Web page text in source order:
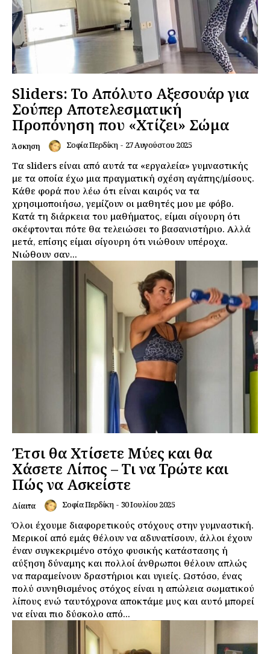
Εγγραφείτε τώρα!
Daily Food
Σχετικά με εμάς
Αποποίηση Ευθυνών
Ο λογαριασμός μου
Επικοινωνία
Sliders: Το Απόλυτο Αξεσουάρ για
Σούπερ Αποτελεσματική
Προπόνηση που «Χτίζει» Σώμα
Άσκηση Σοφία Περδίκη - 27 Αυγούστου 2025
Τα sliders είναι από αυτά τα «εργαλεία» γυμναστικής
με τα οποία έχω μια πραγματική σχέση αγάπης/μίσους.
Κάθε φορά που λέω ότι είναι καιρός να τα
χρησιμοποιήσω, γεμίζουν οι μαθητές μου με φόβο.
Κατά τη διάρκεια του μαθήματος, είμαι σίγουρη ότι
σκέφτονται πότε θα τελειώσει το βασανιστήριο. Αλλά
μετά, επίσης είμαι σίγουρη ότι νιώθουν υπέροχα.
Νιώθουν σαν...
Έτσι θα Χτίσετε Μύες και θα
Χάσετε Λίπος – Τι να Τρώτε και
Πώς να Ασκείστε
Δίαιτα Σοφία Περδίκη - 30 Ιουλίου 2025
Όλοι έχουμε διαφορετικούς στόχους στην γυμναστική.
Μερικοί από εμάς θέλουν να αδυνατίσουν, άλλοι έχουν
έναν συγκεκριμένο στόχο φυσικής κατάστασης ή
αύξηση δύναμης και πολλοί άνθρωποι θέλουν απλώς
να παραμείνουν δραστήριοι και υγιείς. Ωστόσο, ένας
πολύ συνηθισμένος στόχος είναι η απώλεια σωματικού
λίπους ενώ ταυτόχρονα αποκτάμε μυς και αυτό μπορεί
να είναι πιο δύσκολο από...